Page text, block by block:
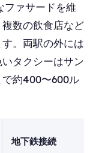
ファサードを維
数の飲食店など
。両駅の外には
タクシーはサン
で約400〜600ル
地下鉄接続